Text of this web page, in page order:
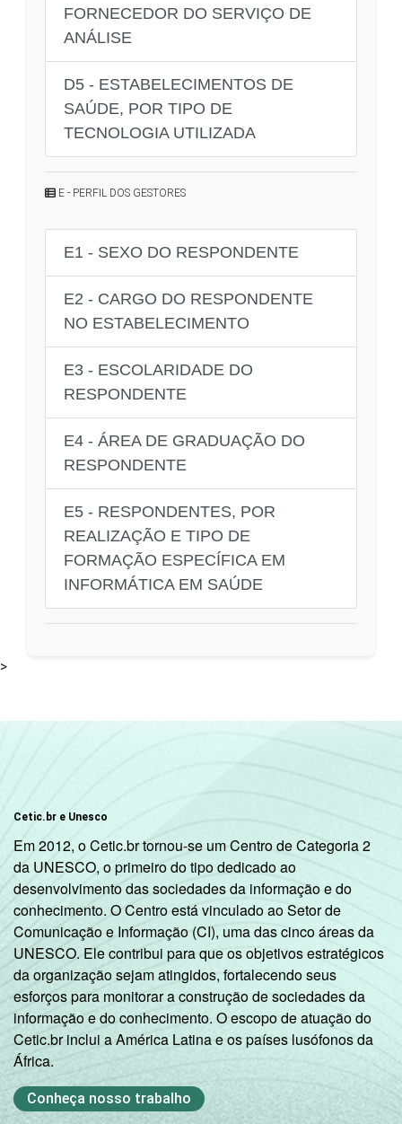
FORNECEDOR DO SERVIÇO DE
ANÁLISE
D5 - ESTABELECIMENTOS DE
SAÚDE, POR TIPO DE
TECNOLOGIA UTILIZADA
E - PERFIL DOS GESTORES
E1 - SEXO DO RESPONDENTE
E2 - CARGO DO RESPONDENTE
NO ESTABELECIMENTO
E3 - ESCOLARIDADE DO
RESPONDENTE
E4 - ÁREA DE GRADUAÇÃO DO
RESPONDENTE
E5 - RESPONDENTES, POR
REALIZAÇÃO E TIPO DE
FORMAÇÃO ESPECÍFICA EM
INFORMÁTICA EM SAÚDE
>
Cetic.br e Unesco
Em 2012, o Cetic.br tornou-se um Centro de Categoria 2
da UNESCO, o primeiro do tipo dedicado ao
desenvolvimento das sociedades da informação e do
conhecimento. O Centro está vinculado ao Setor de
Comunicação e Informação (CI), uma das cinco áreas da
UNESCO. Ele contribui para que os objetivos estratégicos
da organização sejam atingidos, fortalecendo seus
esforços para monitorar a construção de sociedades da
informação e do conhecimento. O escopo de atuação do
Cetic.br inclui a América Latina e os países lusófonos da
África.
Conheça nosso trabalho